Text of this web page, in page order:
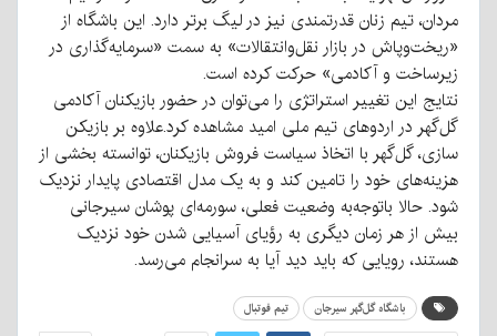
مردان، تیم زنان قدرتمندی نیز در لیگ برتر دارد. این باشگاه از
«ریخت‌وپاش در بازار نقل‌وانتقالات» به سمت «سرمایه‌گذاری در
زیرساخت و آکادمی» حرکت کرده است.
نتایج این تغییر استراتژی را می‌توان در حضور بازیکنان آکادمی
گل‌گهر در اردوهای تیم ملی امید مشاهده کرد.علاوه بر بازیکن
سازی، گل‌گهر با اتخاذ سیاست فروش بازیکنان، توانسته بخشی از
هزینه‌های خود را تامین کند و به یک مدل اقتصادی پایدار نزدیک
شود. حالا باتوجه‌به وضعیت فعلی، سورمه‌ای پوشان سیرجانی
بیش از هر زمان دیگری به رؤیای آسیایی شدن خود نزدیک
هستند، رویایی که باید دید آیا به سرانجام می‌رسد.
باشگاه گل‌گهر سیرجان تیم فوتبال